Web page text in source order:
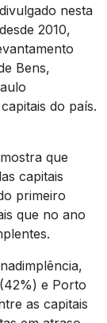
nesta
2010,
Bens,
do país.
que
capitais
primeiro
que no ano
e Porto
as capitais